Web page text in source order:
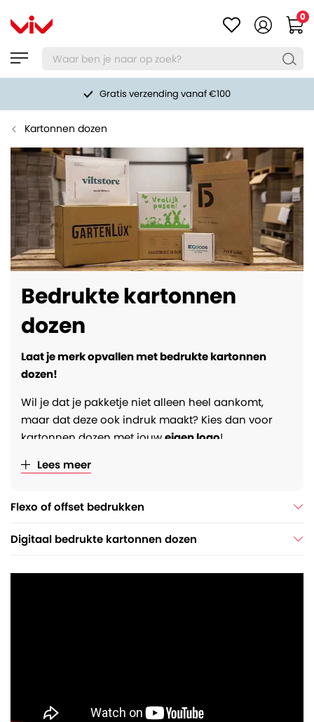
0
Gratis verzending vanaf €100
Kartonnen dozen
Bedrukte kartonnen
dozen
Laat je merk opvallen met bedrukte kartonnen
dozen!
Wil je dat je pakketje niet alleen heel aankomt,
maar dat deze ook indruk maakt? Kies dan voor
kartonnen dozen met jouweigen logo!
verrassend betaalbaar. En dat al
Of je nu kiest voor kleine oplages of
perfecte bedrukking. Digitaal bedrukt, of direct
scherpere prijs. Altijd passend bij jouw wensen en
Lees meer
Flexo of offset bedrukken
Digitaal bedrukte kartonnen dozen